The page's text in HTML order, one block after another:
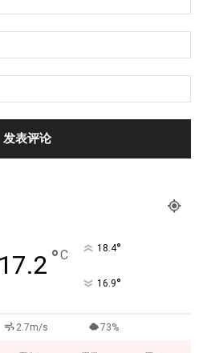
17.2 °C 18.4°
16.9°
2.7m/s 73%